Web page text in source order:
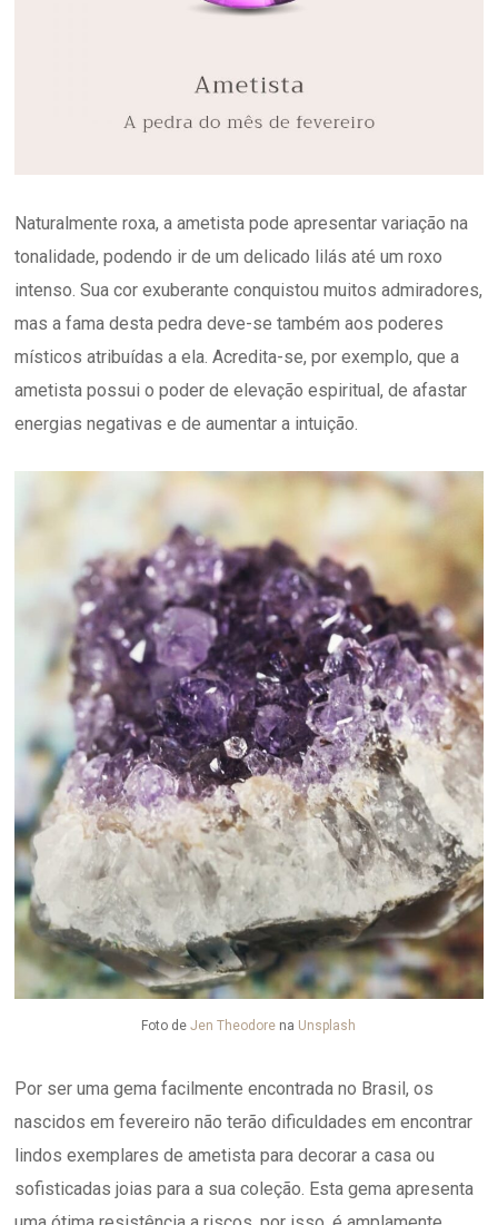
Naturalmente roxa, a ametista pode apresentar variação na
tonalidade, podendo ir de um delicado lilás até um roxo
intenso. Sua cor exuberante conquistou muitos admiradores,
mas a fama desta pedra deve-se também aos poderes
místicos atribuídas a ela. Acredita-se, por exemplo, que a
ametista possui o poder de elevação espiritual, de afastar
energias negativas e de aumentar a intuição.
Foto deJen Theodore na Unsplash
Por ser uma gema facilmente encontrada no Brasil, os
nascidos em fevereiro não terão dificuldades em encontrar
lindos exemplares de ametista para decorar a casa ou
sofisticadas joias para a sua coleção. Esta gema apresenta